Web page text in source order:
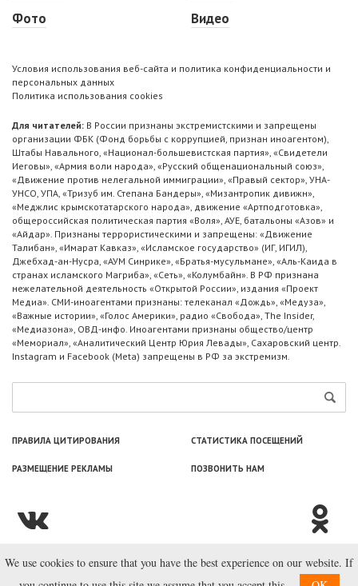
Фото
Видео
Условия использования веб-сайта и политика конфиденциальности и
персональных данных
Политика использования cookies
Для читателей: В России признаны экстремистскими и запрещены
организации ФБК (Фонд борьбы с коррупцией, признан иноагентом),
Штабы Навального, «Национал-большевистская партия», «Свидетели
Иеговы», «Армия воли народа», «Русский общенациональный союз»,
«Движение против нелегальной иммиграции», «Правый сектор», УНА-
УНСО, УПА, «Тризуб им. Степана Бандеры», «Мизантропик дивижн»,
«Меджлис крымскотатарского народа», движение «Артподготовка»,
общероссийская политическая партия «Воля», АУЕ, батальоны «Азов» и
«Айдар». Признаны террористическими и запрещены: «Движение
Талибан», «Имарат Кавказ», «Исламское государство» (ИГ, ИГИЛ),
Джебхад-ан-Нусра, «АУМ Синрике», «Братья-мусульмане», «Аль-Каида в
странах исламского Магриба», «Сеть», «Колумбайн». В РФ признана
нежелательной деятельность «Открытой России», издания «Проект
Медиа». СМИ-иноагентами признаны: телеканал «Дождь», «Медуза»,
«Важные истории», «Голос Америки», радио «Свобода», The Insider,
«Медиазона», ОВД-инфо. Иноагентами признаны общество/центр
«Мемориал», «Аналитический Центр Юрия Левады», Сахаровский центр.
Instagram и Facebook (Metа) запрещены в РФ за экстремизм.
ПРАВИЛА ЦИТИРОВАНИЯ СТАТИСТИКА ПОСЕЩЕНИЙ
РАЗМЕЩЕНИЕ РЕКЛАМЫ ПОЗВОНИТЬ НАМ
© ООО «Лаборатория Новоcтей», 2003—2026.
We use cookies to ensure that you have the best experience on our website. If